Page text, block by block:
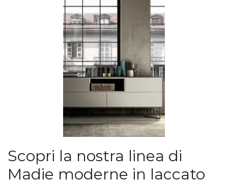
Scopri la nostra linea di
Madie moderne in laccato